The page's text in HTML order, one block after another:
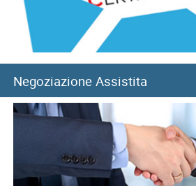
Negoziazione Assistita